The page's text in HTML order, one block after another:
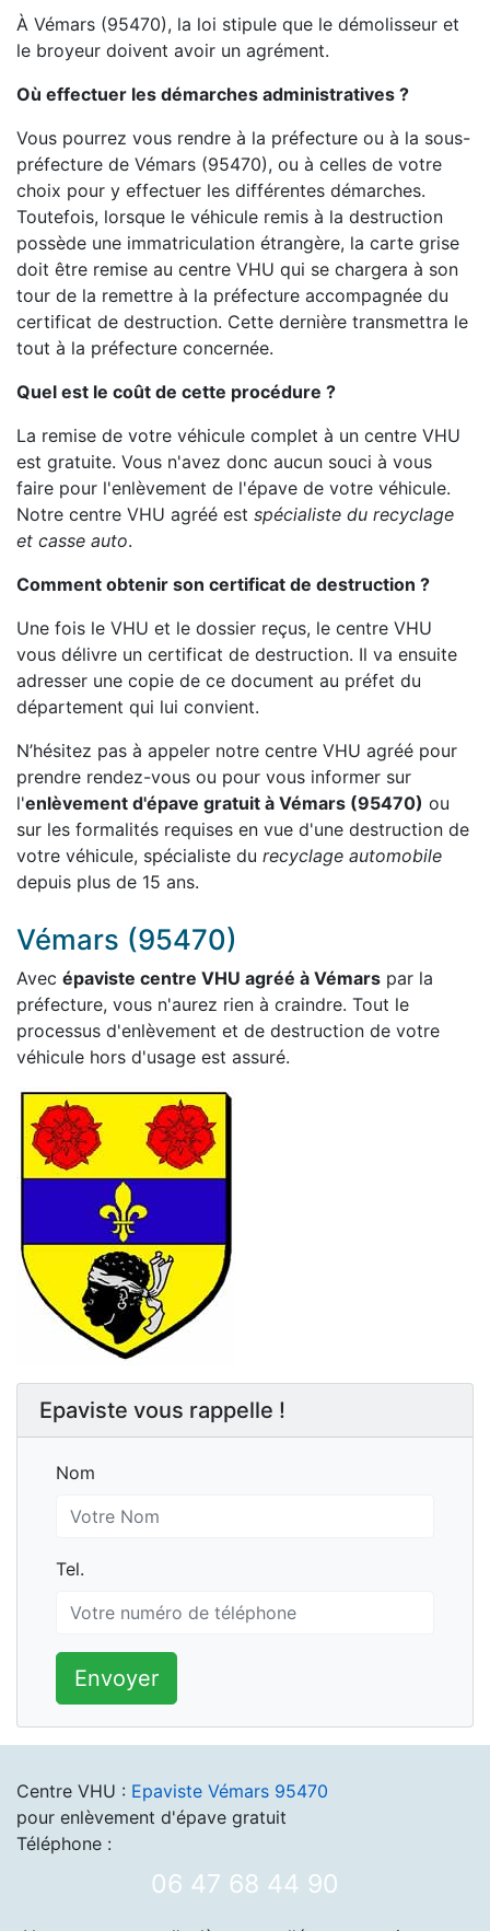
À Vémars (95470), la loi stipule que le démolisseur et
le broyeur doivent avoir un agrément.
Où effectuer les démarches administratives ?
Vous pourrez vous rendre à la préfecture ou à la sous-
préfecture de Vémars (95470), ou à celles de votre
choix pour y effectuer les différentes démarches.
Toutefois, lorsque le véhicule remis à la destruction
possède une immatriculation étrangère, la carte grise
doit être remise au centre VHU qui se chargera à son
tour de la remettre à la préfecture accompagnée du
certificat de destruction. Cette dernière transmettra le
tout à la préfecture concernée.
Quel est le coût de cette procédure ?
La remise de votre véhicule complet à un centre VHU
est gratuite. Vous n'avez donc aucun souci à vous
faire pour l'enlèvement de l'épave de votre véhicule.
Notre centre VHU agréé est spécialiste du recyclage
et casse auto.
Comment obtenir son certificat de destruction ?
Une fois le VHU et le dossier reçus, le centre VHU
vous délivre un certificat de destruction. Il va ensuite
adresser une copie de ce document au préfet du
département qui lui convient.
N’hésitez pas à appeler notre centre VHU agréé pour
prendre rendez-vous ou pour vous informer sur
l'enlèvement d'épave gratuit à Vémars (95470) ou
sur les formalités requises en vue d'une destruction de
votre véhicule, spécialiste du recyclage automobile
depuis plus de 15 ans.
Vémars (95470)
Avec épaviste centre VHU agréé à Vémars par la
préfecture, vous n'aurez rien à craindre. Tout le
processus d'enlèvement et de destruction de votre
véhicule hors d'usage est assuré.
Epaviste vous rappelle !
Nom
Nom
Tel.
Tel.
Envoyer
Centre VHU : Epaviste Vémars 95470
pour enlèvement d'épave gratuit
Téléphone :
06 47 68 44 90